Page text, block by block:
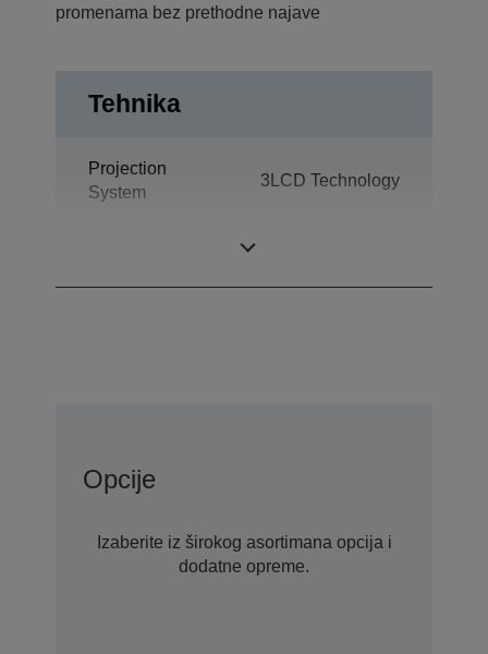
promenama bez prethodne najave
Tehnika
Projection
System
3LCD Technology
Opcije
Izaberite iz širokog asortimana opcija i
dodatne opreme.